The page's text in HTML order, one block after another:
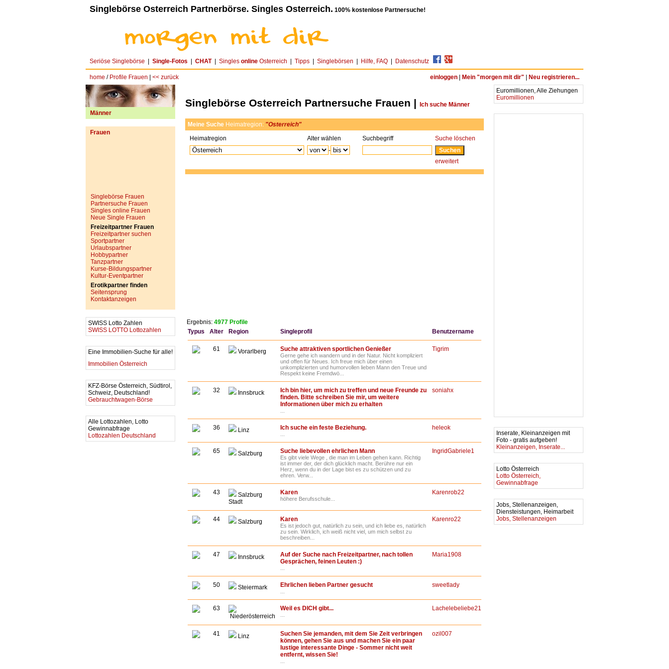
Singlebörse Osterreich Partnerbörse. Singles Osterreich. 100% kostenlose Partnersuche!
Seriöse Singlebörse Single-Fotos CHAT| Singles online Osterreich Tipps Singlebörsen Hilfe, FAQ Datenschutz
home / Profile Frauen << zurück einloggen Mein "morgen mit dir" Neu registrieren...
Männer
Frauen
Singlebörse Frauen
Partnersuche Frauen
Singles online Frauen
Neue Single Frauen
Freizeitpartner Frauen
Freizeitpartner suchen
Sportpartner
Urlaubspartner
Hobbypartner
Tanzpartner
Kurse-Bildungspartner
Kultur-Eventpartner
Erotikpartner finden
Seitensprung
Kontaktanzeigen
SWISS Lotto Zahlen
SWISS LOTTO Lottozahlen
Eine Immobilien-Suche für alle!
Immobilien Österreich
KFZ-Börse Österreich, Südtirol,
Schweiz, Deutschland!
Gebrauchtwagen-Börse
Alle Lottozahlen, Lotto
Gewinnabfrage
Lottozahlen Deutschland
Singlebörse Osterreich Partnersuche Frauen | Ich suche Männer
Meine Suche Heimatregion: "Osterreich"
Heimatregion
Alter wählen Suchbegriff
Suche löschen
-
erweitert
Ergebnis: 4977 Profile
Typus
Alter Region Singleprofil Benutzername
61 Vorarlberg Suche attraktiven sportlichen Genießer
Gerne gehe ich wandern und in der Natur. Nicht kompliziert
und offen für Neues. Ich freue mich über einen
unkomplizierten und humorvollen lieben Mann den Treue und
Respekt keine Fremdwö...
Tigrim
32 Innsbruck
Ich bin hier, um mich zu treffen und neue Freunde zu
finden. Bitte schreiben Sie mir, um weitere
Informationen über mich zu erhalten
soniahx
36 Linz Ich suche ein feste Beziehung. heleok
65 Salzburg Suche liebevollen ehrlichen Mann
Es gibt viele Wege , die man im Leben gehen kann. Richtig
ist immer der, der dich glücklich macht. Berühre nur ein
Herz, wenn du in der Lage bist es zu schützen und zu
ehren. Verw...
IngridGabriele1
43
Salzburg
Stadt
Karen
höhere Berufsschule...
Karenrob22
44 Salzburg Karen
Es ist jedoch gut, natürlich zu sein, und ich liebe es, natürlich
zu sein. Wirklich, ich weiß nicht viel, um mich selbst zu
beschreiben...
Karenro22
47 Innsbruck
Auf der Suche nach Freizeitpartner, nach tollen
Gesprächen, feinen Leuten :)
Maria1908
50 Steiermark Ehrlichen lieben Partner gesucht sweetlady
63
Niederösterreich
Weil es DICH gibt... Lachelebeliebe21
41 Linz
Suchen Sie jemanden, mit dem Sie Zeit verbringen
können, gehen Sie aus und machen Sie ein paar
lustige interessante Dinge - Sommer nicht weit
entfernt, wissen Sie!
ozil007
Euromillionen, Alle Ziehungen
Euromillionen
Inserate, Kleinanzeigen mit
Foto - gratis aufgeben!
Kleinanzeigen, Inserate...
Lotto Österreich
Lotto Österreich,
Gewinnabfrage
Jobs, Stellenanzeigen,
Diensteistungen, Heimarbeit
Jobs, Stellenanzeigen